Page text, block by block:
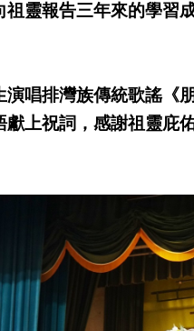
靈報告三年來的學習
演唱排灣族傳統歌謠
上祝詞，感謝祖靈庇